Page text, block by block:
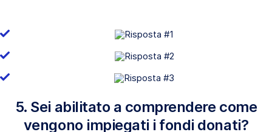
5. Sei abilitato a comprendere come
vengono impiegati i fondi donati?